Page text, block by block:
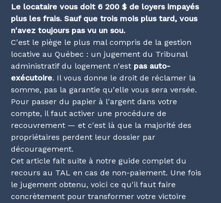
Le locataire vous doit 6 200 $ de loyers impayés
plus les frais. Sauf que trois mois plus tard, vous
n'avez toujours pas vu un sou.
C'est le piège le plus mal compris de la gestion
locative au Québec : un jugement du Tribunal
administratif du logement n'est pas auto-
exécutoire. Il vous donne le droit de réclamer la
somme, pas la garantie qu'elle vous sera versée.
Pour passer du papier à l'argent dans votre
compte, il faut activer une procédure de
recouvrement — et c'est là que la majorité des
propriétaires perdent leur dossier par
découragement.
Cet article fait suite à notreguide complet du
recours au TAL en cas de non-paiement. Une fois
le jugement obtenu, voici ce qu'il faut faire
concrètement pour transformer votre victoire